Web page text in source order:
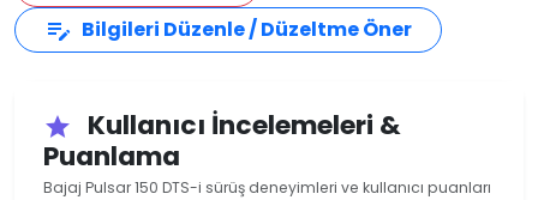
edit_note Bilgileri Düzenle / Düzeltme Öner
star
Kullanıcı İncelemeleri &
Puanlama
Bajaj Pulsar 150 DTS-i sürüş deneyimleri ve kullanıcı puanları